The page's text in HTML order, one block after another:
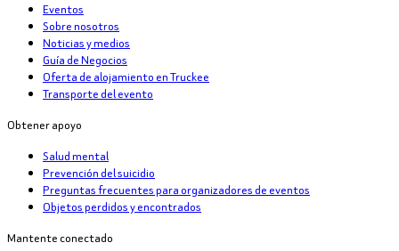
Eventos
Sobre nosotros
Noticias y medios
Guía de Negocios
Oferta de alojamiento en Truckee
Transporte del evento
Obtener apoyo
Salud mental
Prevención del suicidio
Preguntas frecuentes para organizadores de eventos
Objetos perdidos y encontrados
Mantente conectado